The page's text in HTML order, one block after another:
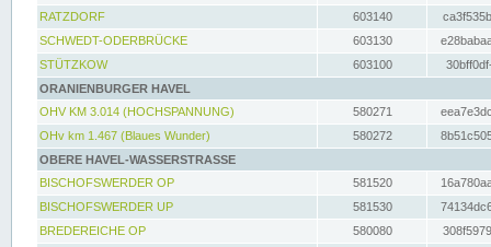
RATZDORF
603140
SCHWEDT-ODERBRÜCKE
603130
STÜTZKOW
603100
ORANIENBURGER HAVEL
OHV KM 3.014 (HOCHSPANNUNG)
580271
OHv km 1.467 (Blaues Wunder)
580272
OBERE HAVEL-WASSERSTRASSE
BISCHOFSWERDER OP
581520
BISCHOFSWERDER UP
581530
BREDEREICHE OP
580080